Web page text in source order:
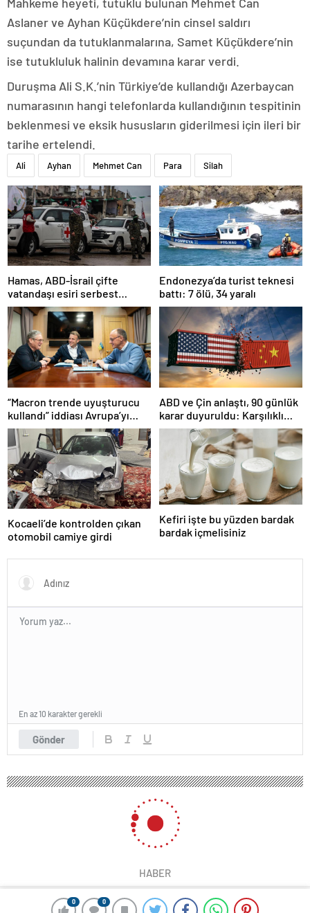
0 0
Aslaner ve Ayhan Küçükdere’nin cinsel saldırı
suçundan da tutuklanmalarına, Samet Küçükdere’nin
ise tutukluluk halinin devamına karar verdi.
Duruşma Ali S.K.’nin Türkiye’de kullandığı Azerbaycan
numarasının hangi telefonlarda kullandığının tespitinin
beklenmesi ve eksik hususların giderilmesi için ileri bir
tarihe ertelendi.
Ali Ayhan Mehmet Can Para Silah
Hamas, ABD-İsrail çifte
vatandaşı esiri serbest
bırakacağını duyurdu
Endonezya’da turist teknesi
battı: 7 ölü, 34 yaralı
“Macron trende uyuşturucu
kullandı” iddiası Avrupa’yı
karıştırmıştı: Fransa’dan
“peçeteli” yalanlama geldi!
ABD ve Çin anlaştı, 90 günlük
karar duyuruldu: Karşılıklı
tarife indirimi geldi!
Kocaeli’de kontrolden çıkan
otomobil camiye girdi
Kefiri işte bu yüzden bardak
bardak içmelisiniz
Gönder
En az 10 karakter gerekli
HABER